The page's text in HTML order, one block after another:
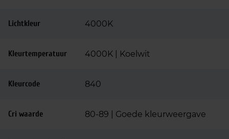
Lichtkleur 4000K
Kleurtemperatuur 4000K | Koelwit
Kleurcode 840
Cri waarde 80-89 | Goede kleurweergave